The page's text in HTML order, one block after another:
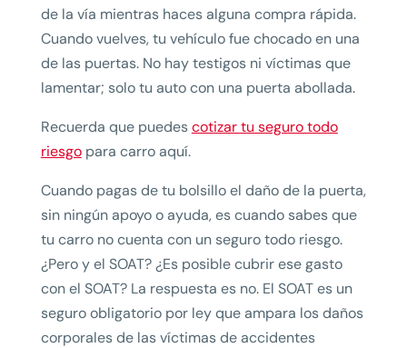
de la vía mientras haces alguna compra rápida.
Cuando vuelves, tu vehículo fue chocado en una
de las puertas. No hay testigos ni víctimas que
lamentar; solo tu auto con una puerta abollada.
Recuerda que puedescotizar tu seguro todo
riesgopara carro aquí.
Cuando pagas de tu bolsillo el daño de la puerta,
sin ningún apoyo o ayuda, es cuando sabes que
tu carro no cuenta con un seguro todo riesgo.
¿Pero y el SOAT? ¿Es posible cubrir ese gasto
con el SOAT? La respuesta es no. El SOAT es un
seguro obligatorio por ley que ampara los daños
corporales de las víctimas de accidentes